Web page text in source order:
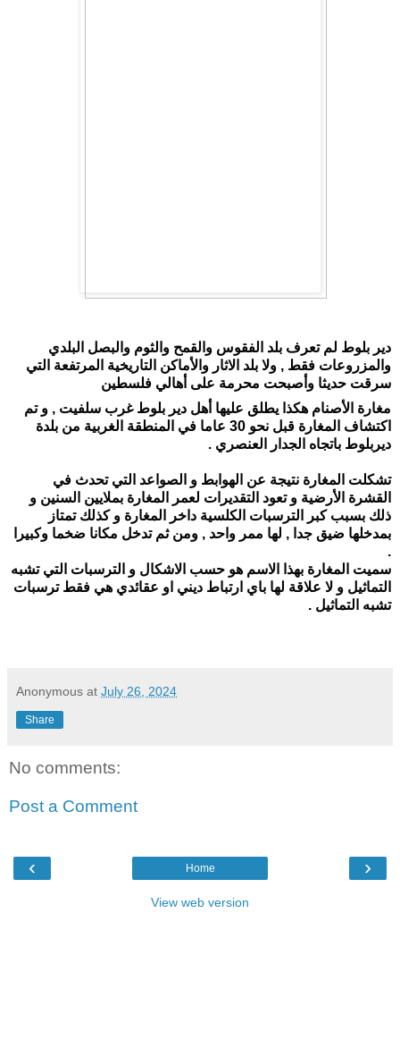
دير بلوط لم تعرف بلد الفقوس والقمح والثوم والبصل البلدي
والمزروعات فقط , ولا بلد الاثار والأماكن التاريخية المرتفعة التي
سرقت حديثا وأصبحت محرمة على أهالي فلسطين
مغارة الأصنام هكذا يطلق عليها أهل دير بلوط غرب سلفيت , و تم
اكتشاف المغارة قبل نحو 30 عاما في المنطقة الغربية من بلدة
ديربلوط باتجاه الجدار العنصري .
تشكلت المغارة نتيجة عن الهوابط و الصواعد التي تحدث في
القشرة الأرضية و تعود التقديرات لعمر المغارة بملايين السنين و
ذلك بسبب كبر الترسبات الكلسية داخر المغارة و كذلك تمتاز
بمدخلها ضيق جدا , لها ممر واحد , ومن ثم تدخل مكانا ضخما وكبيرا
.
سميت المغارة بهذا الاسم هو حسب الاشكال و الترسبات التي تشبه
التماثيل و لا علاقة لها باي ارتباط ديني او عقائدي هي فقط ترسبات
تشبه التماثيل .
Anonymous at July 26, 2024
Share
No comments:
Post a Comment
‹ ›
Home
View web version